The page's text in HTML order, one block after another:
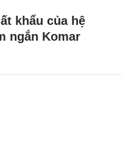
khẩu của hệ
ngắn Komar